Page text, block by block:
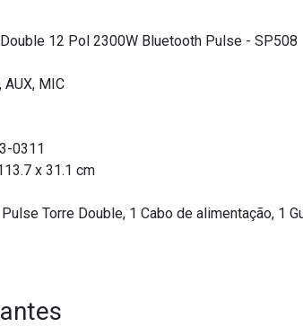
12 Pol 2300W Bluetooth Pulse - SP508
AUX, MIC
0311
x 31.1 cm
Torre Double, 1 Cabo de alimentação, 1